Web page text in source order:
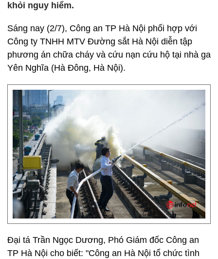
khỏi nguy hiểm.
Sáng nay (2/7), Công an TP Hà Nội phối hợp với
Công ty TNHH MTV Đường sắt Hà Nội diễn tập
phương án chữa cháy và cứu nạn cứu hộ tại nhà ga
Yên Nghĩa (Hà Đông, Hà Nội).
Đại tá Trần Ngọc Dương, Phó Giám đốc Công an
TP Hà Nội cho biết: "Công an Hà Nội tổ chức tình